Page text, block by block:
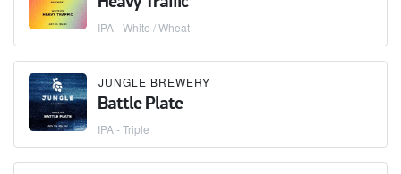
IPA - White / Wheat
JUNGLE BREWERY
Battle Plate
IPA - Triple